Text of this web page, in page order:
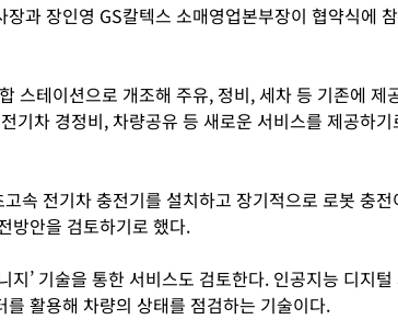
장과 장인영 GS칼텍스 소매영업본부장이 협약식에
스테이션으로 개조해 주유, 정비, 세차 등 기존에 제
기차 경정비, 차량공유 등 새로운 서비스를 제공하기
속 전기차 충전기를 설치하고 장기적으로 로봇 충전
방안을 검토하기로 했다.
지’ 기술을 통한 서비스도 검토한다. 인공지능 디지털
활용해 차량의 상태를 점검하는 기술이다.